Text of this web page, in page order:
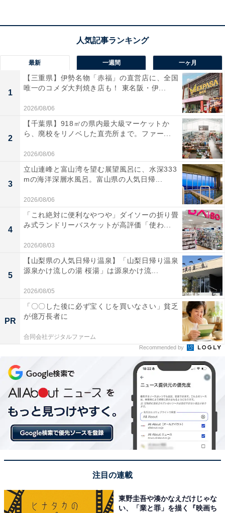
裏が超極細繊維でできたスリッパ
スリッパの表面もふっくらとして肌触りが良く、ちょう
ど土踏まずのあたりが少し盛り上がっているので履き心
地も◎です。
土踏まずが盛り上がっている
普段から気持ち良く履いているスリッパが掃除をしてく
れるなんて、うれしい限りですよね。
リエステル75％と綿25％。この綿が使われている部分で
肌触りの良さが現れているのでしょう。
最新 一週間 一ヶ月
1
【三重県】伊勢名物「赤福」の直営店に、全国
唯一のコメダ大判焼き店も！ 東名阪・伊...
2026/08/06
2
【千葉県】918㎡の県内最大級マーケットか
ら、廃校をリノベした直売所まで。ファー...
2026/08/06
3
立山連峰と富山湾を望む展望風呂に、水深333
mの海洋深層水風呂。富山県の人気日帰...
2026/08/06
4
「これ絶対に便利なやつや」ダイソーの折り畳
み式ランドリーバスケットが高評価「使わ...
2026/08/03
5
【山梨県の人気日帰り温泉】「山梨日帰り温泉
源泉かけ流しの湯 桜湯」は源泉かけ流...
2026/08/05
PR
「〇〇した後に必ず宝くじを買いなさい」貧乏
が億万長者に
合同会社デジタルファーム
Recommended by
注目の連載
東野圭吾や湊かなえだけじゃな
い、「業と罪」を描く『映画ち